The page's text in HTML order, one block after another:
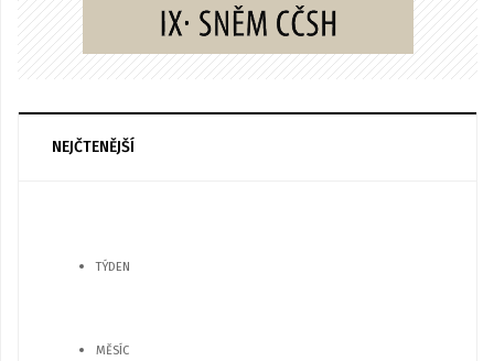
NEJČTENĚJŠÍ
TÝDEN
MĚSÍC